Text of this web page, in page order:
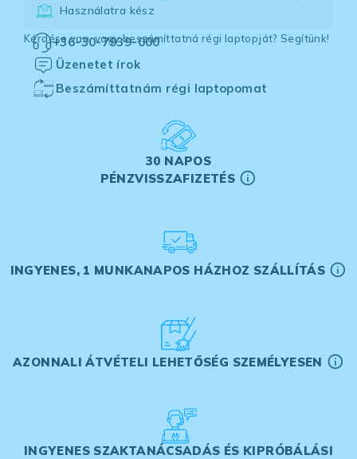
Használatra kész
Kérdése van, vagy beszámíttatná régi laptopját? Segítünk!
+36-30-7939-000
Üzenetet írok
Beszámíttatnám régi laptopomat
30 NAPOS
PÉNZVISSZAFIZETÉS
INGYENES, 1 MUNKANAPOS HÁZHOZ SZÁLLÍTÁS
AZONNALI ÁTVÉTELI LEHETŐSÉG SZEMÉLYESEN
INGYENES SZAKTANÁCSADÁS ÉS KIPRÓBÁLÁSI